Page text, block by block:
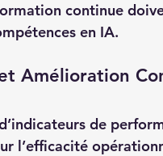
continue
en IA.
Amélioration
de
l’efficacité